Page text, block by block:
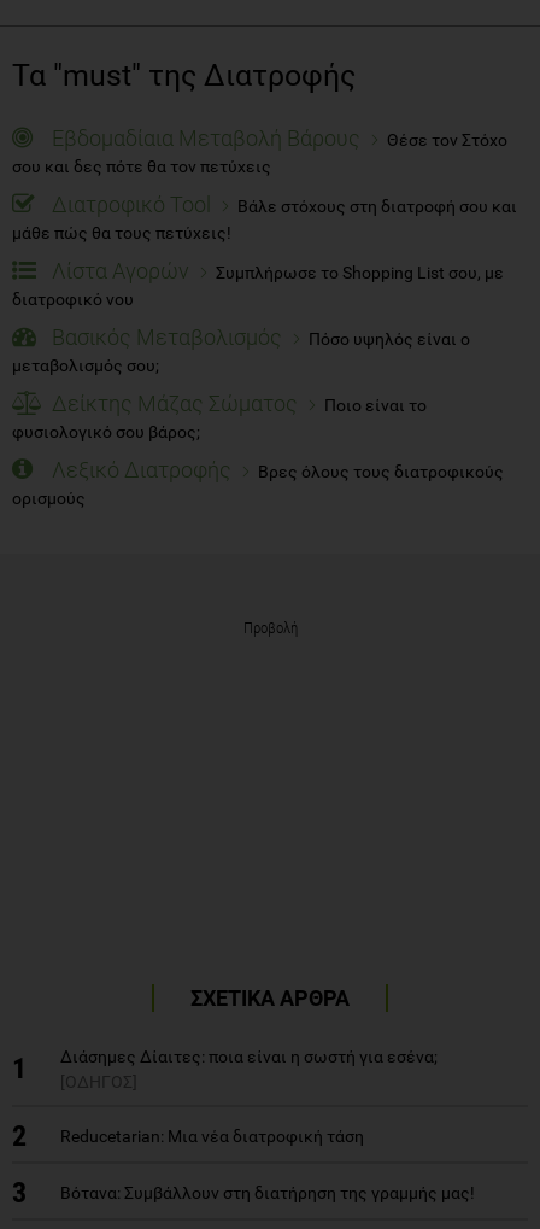
Τα "must" της Διατροφής
Εβδομαδίαια Μεταβολή Βάρους
Θέσε τον Στόχο
σου και δες πότε θα τον πετύχεις
Διατροφικό Tool
Βάλε στόχους στη διατροφή σου και
μάθε πώς θα τους πετύχεις!
Λίστα Αγορών
Συμπλήρωσε το Shopping List σου, με
διατροφικό νου
Βασικός Μεταβολισμός
Πόσο υψηλός είναι ο
μεταβολισμός σου;
Δείκτης Μάζας Σώματος
Ποιο είναι το
φυσιολογικό σου βάρος;
Λεξικό Διατροφής
Βρες όλους τους διατροφικούς
ορισμούς
Προβολή
ΣΧΕΤΙΚΑ ΑΡΘΡΑ
1
Διάσημες Δίαιτες: ποια είναι η σωστή για εσένα;
[ΟΔΗΓΟΣ]
2 Reducetarian: Μια νέα διατροφική τάση
3 Βότανα: Συμβάλλουν στη διατήρηση της γραμμής μας!